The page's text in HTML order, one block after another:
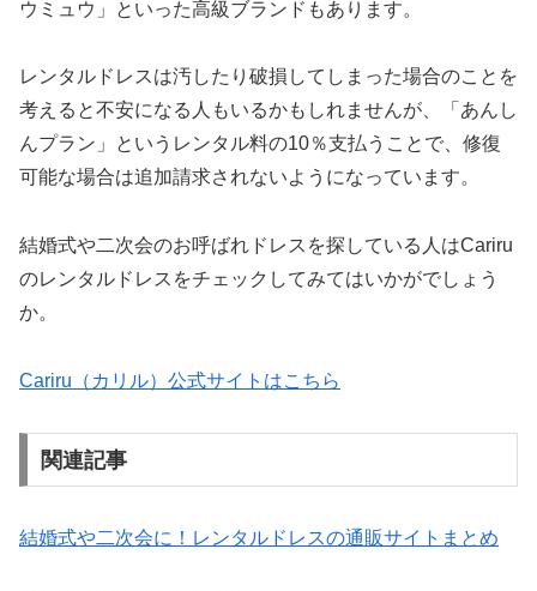
ウミュウ」といった高級ブランドもあります。
レンタルドレスは汚したり破損してしまった場合のことを
考えると不安になる人もいるかもしれませんが、「あんし
んプラン」というレンタル料の10％支払うことで、修復
可能な場合は追加請求されないようになっています。
結婚式や二次会のお呼ばれドレスを探している人はCariru
のレンタルドレスをチェックしてみてはいかがでしょう
か。
Cariru（カリル）公式サイトはこちら
関連記事
結婚式や二次会に！レンタルドレスの通販サイトまとめ